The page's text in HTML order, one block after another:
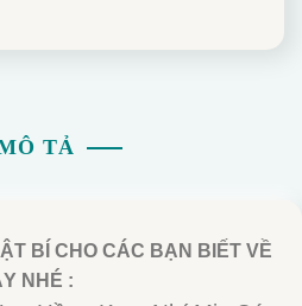
TẢ
BÍ CHO CÁC BẠN BIẾT VỀ
NHÉ :